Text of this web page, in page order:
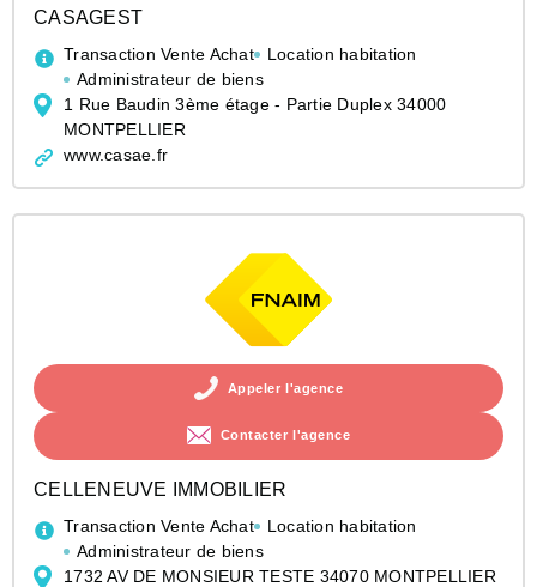
CASAGEST
Transaction Vente Achat
Location habitation
Administrateur de biens
1 Rue Baudin 3ème étage - Partie Duplex 34000
MONTPELLIER
www.casae.fr
Appeler l'agence
Contacter l'agence
CELLENEUVE IMMOBILIER
Transaction Vente Achat
Location habitation
Administrateur de biens
1732 AV DE MONSIEUR TESTE 34070 MONTPELLIER